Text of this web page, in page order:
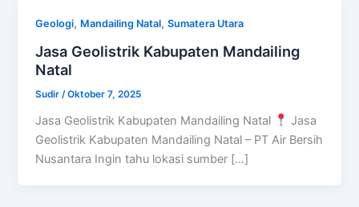
Geologi, Mandailing Natal,Sumatera Utara
Jasa Geolistrik Kabupaten Mandailing
Natal
Sudir /Oktober 7, 2025
Jasa Geolistrik Kabupaten Mandailing Natal
Jasa
Geolistrik Kabupaten Mandailing Natal – PT Air Bersih
Nusantara Ingin tahu lokasi sumber […]